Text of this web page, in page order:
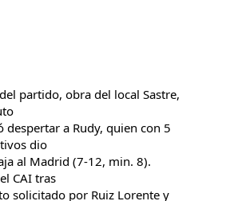
partido, obra del local Sastre,
despertar a Rudy, quien con 5
dio
al Madrid (7-12, min. 8).
CAI tras
solicitado por Ruiz Lorente y